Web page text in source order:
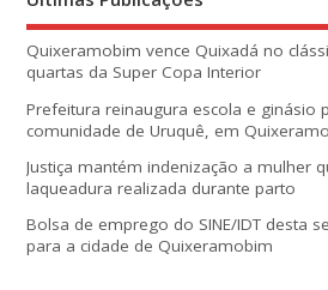
Quixeramobim vence Quixadá no
quartas da Super Copa Interior
Prefeitura reinaugura escola e ginásio
comunidade de Uruquê, em
Justiça mantém indenização a mulher
laqueadura realizada durante parto
Bolsa de emprego do SINE/IDT desta
para a cidade de Quixeramobim